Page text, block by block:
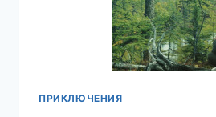
ПРИКЛЮЧЕНИЯ